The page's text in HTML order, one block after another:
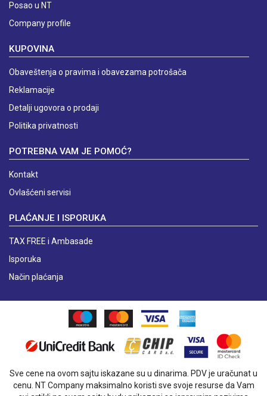
Posao u NT
Company profile
KUPOVINA
Obaveštenja o pravima i obavezama potrošača
Reklamacije
Detalji ugovora o prodaji
Politika privatnosti
POTREBNA VAM JE POMOĆ?
Kontakt
Ovlašćeni servisi
PLAĆANJE I ISPORUKA
TAX FREE i Ambasade
Isporuka
Način plaćanja
Sve cene na ovom sajtu iskazane su u dinarima. PDV je uračunat u
cenu. NT Company maksimalno koristi sve svoje resurse da Vam